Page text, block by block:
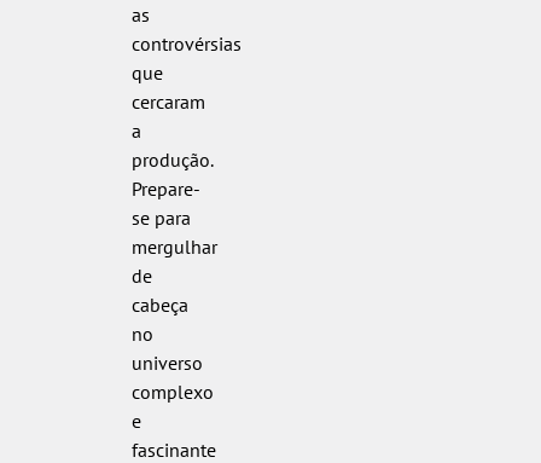
as
controvérsias
que
cercaram
a
produção.
Prepare-
se para
mergulhar
de
cabeça
no
universo
complexo
e
fascinante